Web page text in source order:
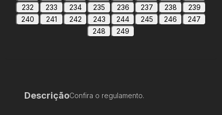
232
233 234 235 236 237 238
239
240
241 242 243 244 245 246
247
248
249
DescriçãoConfira o regulamento.